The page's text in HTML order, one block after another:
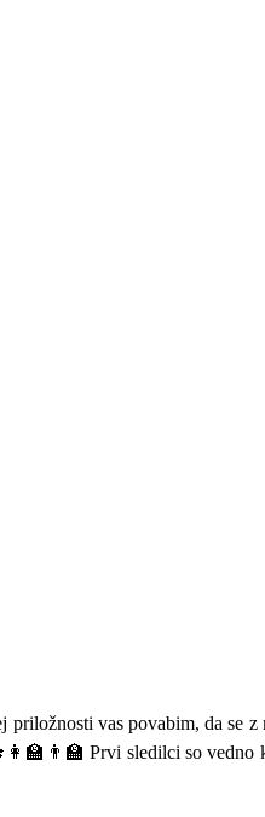
vas povabim, da se
Prvi sledilci so vedno